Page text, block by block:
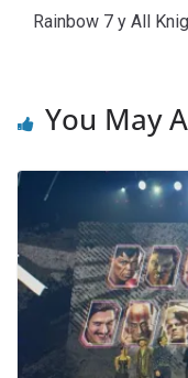
Rainbow 7 y All
You May